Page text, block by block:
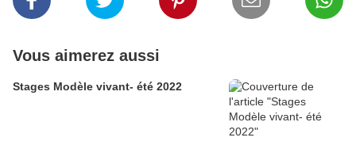
Vous aimerez aussi
Stages Modèle vivant- été 2022